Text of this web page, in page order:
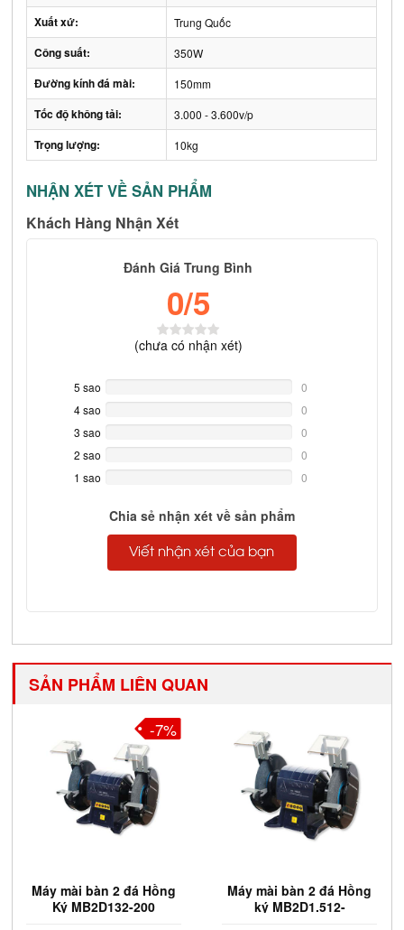
Xuất xứ: Trung Quốc
Công suất: 350W
Đường kính đá mài: 150mm
Tốc độ không tải: 3.000 - 3.600v/p
Trọng lượng: 10kg
NHẬN XÉT VỀ SẢN PHẨM
Khách Hàng Nhận Xét
Đánh Giá Trung Bình
0/5
(chưa có nhận xét)
5 sao
Complete
0
4 sao
Complete
0
3 sao
Complete
0
2 sao
Complete
0
1 sao
0
Chia sẻ nhận xét về sản phẩm
Viết nhận xét của bạn
SẢN PHẨM LIÊN QUAN
Máy mài bàn 2 đá Hồng
Ký MB2D132-200
-7%
Máy mài bàn 2 đá Hồng
ký MB2D1.512-